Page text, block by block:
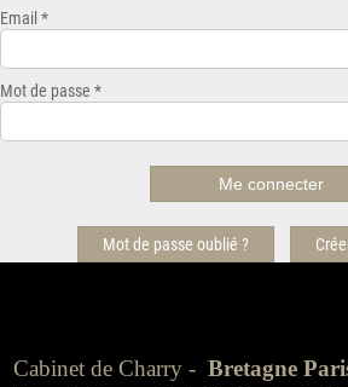
Email *
Mot de passe *
Mot de passe oublié ?
Cabinet de Charry - Bretagne